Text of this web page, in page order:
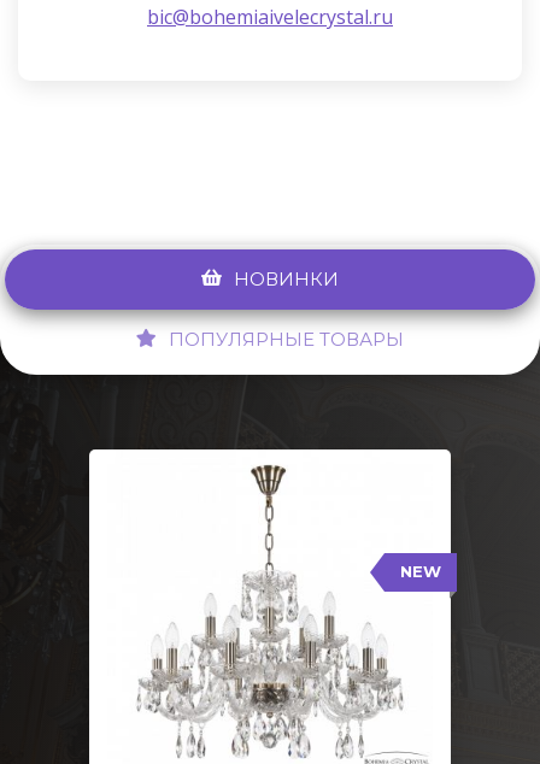
bic@bohemiaivelecrystal.ru
НОВИНКИ
ПОПУЛЯРНЫЕ ТОВАРЫ
NEW
117/10+5/240 Pa
Тип: Стеклянный рожок
Цвет арматуры: Патина/
Кол-во ламп: 15
Диаметр: 70 см